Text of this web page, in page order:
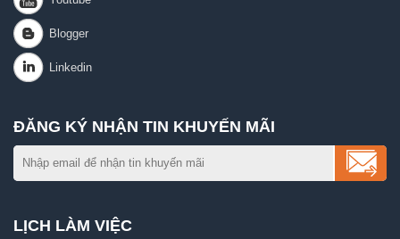
ĐĂNG KÝ NHẬN TIN KHUYẾN MÃI
LỊCH LÀM VIỆC